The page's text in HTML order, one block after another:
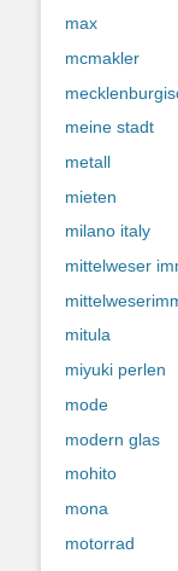
max
mcmakler
meine stadt
metall
mieten
milano italy
mittelweser
mitula
miyuki perlen
mode
modern glas
mohito
mona
motorrad